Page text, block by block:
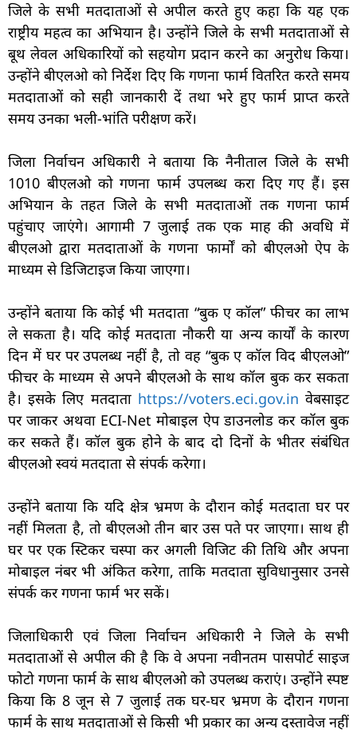
जिले के सभी मतदाताओं से अपील करते हुए कहा कि यह एक
राष्ट्रीय महत्व का अभियान है। उन्होंने जिले के सभी मतदाताओं से
बूथ लेवल अधिकारियों को सहयोग प्रदान करने का अनुरोध किया।
उन्होंने बीएलओ को निर्देश दिए कि गणना फार्म वितरित करते समय
मतदाताओं को सही जानकारी दें तथा भरे हुए फार्म प्राप्त करते
समय उनका भली-भांति परीक्षण करें।
जिला निर्वाचन अधिकारी ने बताया कि नैनीताल जिले के सभी
1010 बीएलओ को गणना फार्म उपलब्ध करा दिए गए हैं। इस
अभियान के तहत जिले के सभी मतदाताओं तक गणना फार्म
पहुंचाए जाएंगे। आगामी 7 जुलाई तक एक माह की अवधि में
बीएलओ द्वारा मतदाताओं के गणना फार्मों को बीएलओ ऐप के
माध्यम से डिजिटाइज किया जाएगा।
उन्होंने बताया कि कोई भी मतदाता “बुक ए कॉल” फीचर का लाभ
ले सकता है। यदि कोई मतदाता नौकरी या अन्य कार्यों के कारण
दिन में घर पर उपलब्ध नहीं है, तो वह “बुक ए कॉल विद बीएलओ”
फीचर के माध्यम से अपने बीएलओ के साथ कॉल बुक कर सकता
है। इसके लिए मतदाता https://voters.eci.gov.in वेबसाइट
पर जाकर अथवा ECI-Net मोबाइल ऐप डाउनलोड कर कॉल बुक
कर सकते हैं। कॉल बुक होने के बाद दो दिनों के भीतर संबंधित
बीएलओ स्वयं मतदाता से संपर्क करेगा।
उन्होंने बताया कि यदि क्षेत्र भ्रमण के दौरान कोई मतदाता घर पर
नहीं मिलता है, तो बीएलओ तीन बार उस पते पर जाएगा। साथ ही
घर पर एक स्टिकर चस्पा कर अगली विजिट की तिथि और अपना
मोबाइल नंबर भी अंकित करेगा, ताकि मतदाता सुविधानुसार उनसे
संपर्क कर गणना फार्म भर सकें।
जिलाधिकारी एवं जिला निर्वाचन अधिकारी ने जिले के सभी
मतदाताओं से अपील की है कि वे अपना नवीनतम पासपोर्ट साइज
फोटो गणना फार्म के साथ बीएलओ को उपलब्ध कराएं। उन्होंने स्पष्ट
किया कि 8 जून से 7 जुलाई तक घर-घर भ्रमण के दौरान गणना
फार्म के साथ मतदाताओं से किसी भी प्रकार का अन्य दस्तावेज नहीं